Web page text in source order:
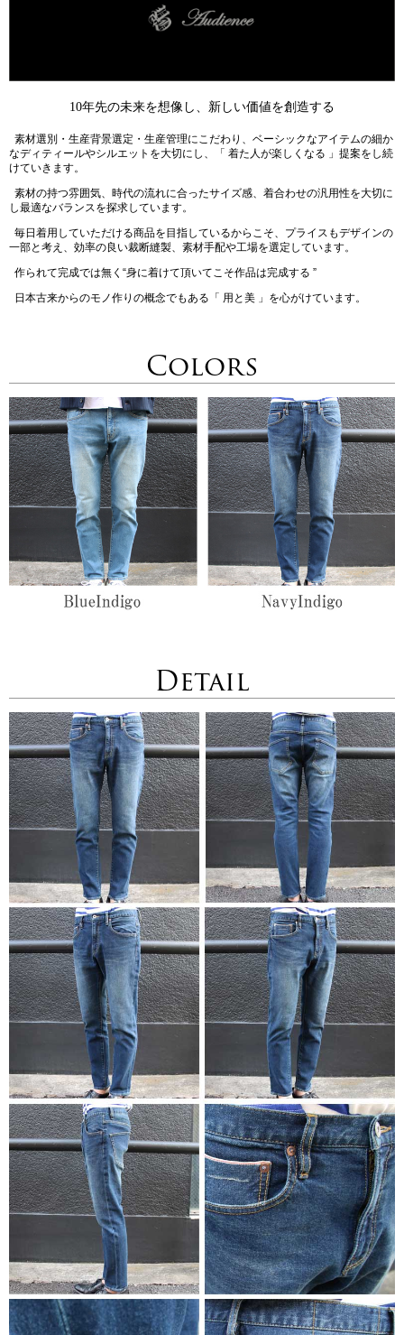
10年先の未来を想像し、新しい価値を創造する
素材選別・生産背景選定・生産管理にこだわり、ベーシックなアイテムの細か
なディティールやシルエットを大切にし、「 着た人が楽しくなる 」提案をし続
けていきます。
素材の持つ雰囲気、時代の流れに合ったサイズ感、着合わせの汎用性を大切に
し最適なバランスを探求しています。
毎日着用していただける商品を目指しているからこそ、プライスもデザインの
一部と考え、効率の良い裁断縫製、素材手配や工場を選定しています。
作られて完成では無く“身に着けて頂いてこそ作品は完成する ”
日本古来からのモノ作りの概念でもある「 用と美 」を心がけています。
Colors
Detail